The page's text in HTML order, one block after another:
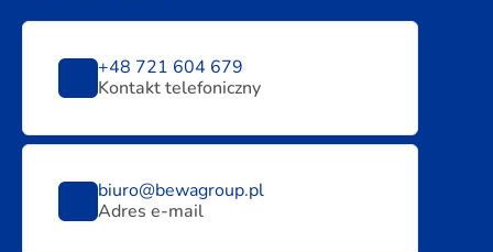
+48 721 604 679
Kontakt telefoniczny
biuro@bewagroup.pl
Adres e-mail